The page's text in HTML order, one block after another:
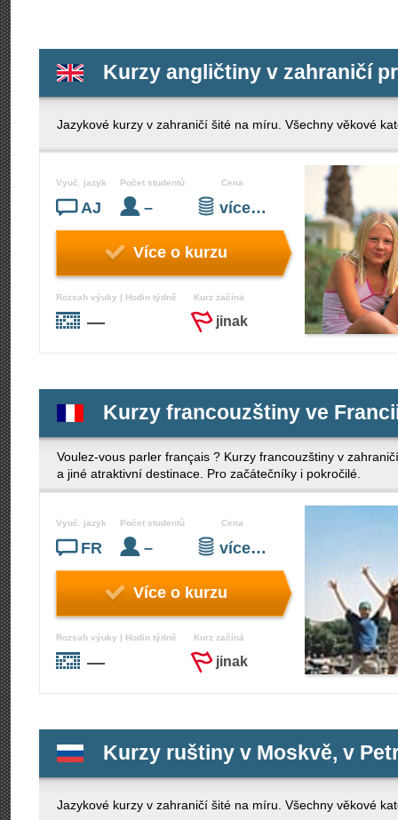
Kurzy angličtiny v zahraničí
Jazykové kurzy v zahraničí šité na míru. Všechny věkové
Vyuč. jazyk
AJ
Počet studentů
–
Cena
více…
Více o kurzu
Rozsah výuky | Hodin týdně
—
Kurz začíná
jinak
Kurzy francouzštiny ve
Voulez-vous parler français ? Kurzy francouzštiny v
a jiné atraktivní destinace. Pro začátečníky i pokročilé.
Vyuč. jazyk
FR
Počet studentů
–
Cena
více…
Více o kurzu
Rozsah výuky | Hodin týdně
—
Kurz začíná
jinak
Kurzy ruštiny v Moskvě, v
Jazykové kurzy v zahraničí šité na míru. Všechny věkové